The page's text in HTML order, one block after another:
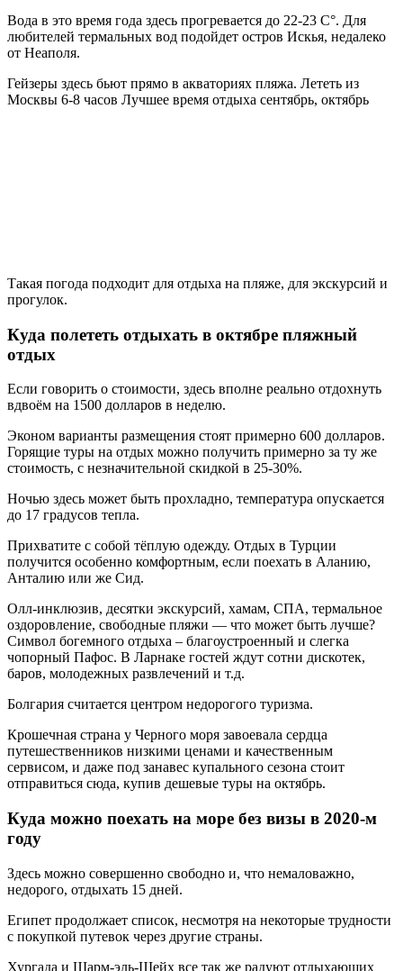
Вода в это время года здесь прогревается до 22-23 C°. Для
любителей термальных вод подойдет остров Искья, недалеко
от Неаполя.
Гейзеры здесь бьют прямо в акваториях пляжа. Лететь из
Москвы 6-8 часов Лучшее время отдыха сентябрь, октябрь
Такая погода подходит для отдыха на пляже, для экскурсий и
прогулок.
Куда полететь отдыхать в октябре пляжный
отдых
Если говорить о стоимости, здесь вполне реально отдохнуть
вдвоём на 1500 долларов в неделю.
Эконом варианты размещения стоят примерно 600 долларов.
Горящие туры на отдых можно получить примерно за ту же
стоимость, с незначительной скидкой в 25-30%.
Ночью здесь может быть прохладно, температура опускается
до 17 градусов тепла.
Прихватите с собой тёплую одежду. Отдых в Турции
получится особенно комфортным, если поехать в Аланию,
Анталию или же Сид.
Олл-инклюзив, десятки экскурсий, хамам, СПА, термальное
оздоровление, свободные пляжи — что может быть лучше?
Символ богемного отдыха – благоустроенный и слегка
чопорный Пафос. В Ларнаке гостей ждут сотни дискотек,
баров, молодежных развлечений и т.д.
Болгария считается центром недорогого туризма.
Крошечная страна у Черного моря завоевала сердца
путешественников низкими ценами и качественным
сервисом, и даже под занавес купального сезона стоит
отправиться сюда, купив дешевые туры на октябрь.
Куда можно поехать на море без визы в 2020-м
году
Здесь можно совершенно свободно и, что немаловажно,
недорого, отдыхать 15 дней.
Египет продолжает список, несмотря на некоторые трудности
с покупкой путевок через другие страны.
Хургада и Шарм-эль-Шейх все так же радуют отдыхающих